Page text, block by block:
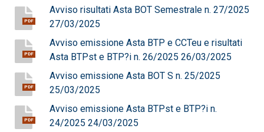
PDF
Avviso risultati Asta BOT Semestrale n. 27/2025
27/03/2025
PDF
Avviso emissione Asta BTP e CCTeu e risultati
Asta BTPst e BTP?i n. 26/2025 26/03/2025
PDF
Avviso emissione Asta BOT S n. 25/2025
25/03/2025
PDF
Avviso emissione Asta BTPst e BTP?i n.
24/2025 24/03/2025